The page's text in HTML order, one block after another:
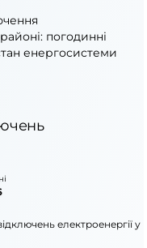
погодинні
енергосистеми
електроенергії у